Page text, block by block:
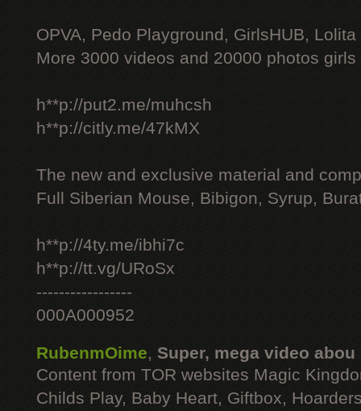
OPVA, Pedo Playground, GirlsHUB, Lolita
More 3000 videos and 20000 photos
h**p://put2.me/muhcsh
h**p://citly.me/47kMX
The new and exclusive material and
Full Siberian Mouse, Bibigon, Syrup,
h**p://4ty.me/ibhi7c
h**p://tt.vg/URoSx
-----------------
000A000952
RubenmOime, Super, mega video abou
Content from TOR websites Magic
Childs Play, Baby Heart, Giftbox,